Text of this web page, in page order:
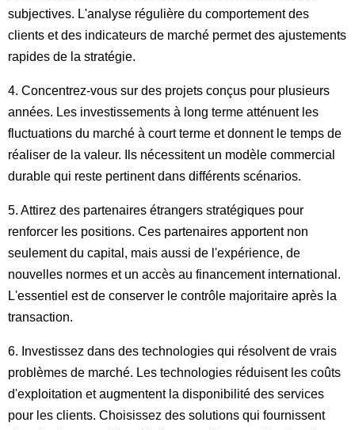
subjectives. L'analyse régulière du comportement des
clients et des indicateurs de marché permet des ajustements
rapides de la stratégie.
4. Concentrez-vous sur des projets conçus pour plusieurs
années. Les investissements à long terme atténuent les
fluctuations du marché à court terme et donnent le temps de
réaliser de la valeur. Ils nécessitent un modèle commercial
durable qui reste pertinent dans différents scénarios.
5. Attirez des partenaires étrangers stratégiques pour
renforcer les positions. Ces partenaires apportent non
seulement du capital, mais aussi de l'expérience, de
nouvelles normes et un accès au financement international.
L'essentiel est de conserver le contrôle majoritaire après la
transaction.
6. Investissez dans des technologies qui résolvent de vrais
problèmes de marché. Les technologies réduisent les coûts
d'exploitation et augmentent la disponibilité des services
pour les clients. Choisissez des solutions qui fournissent